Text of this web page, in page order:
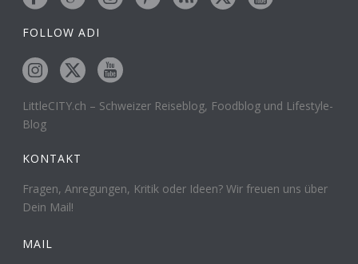
FOLLOW ADI
LittleCITY.ch – Schweizer Reiseblog, Foodblog und Lifestyle-
Blog
KONTAKT
Fragen, Anregungen, Kritik oder Ideen? Wir freuen uns über
Dein Mail!
MAIL